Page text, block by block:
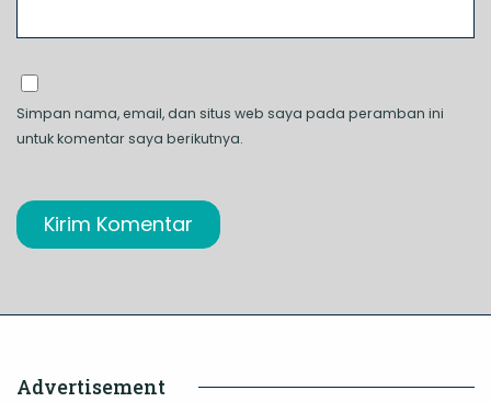
Simpan nama, email, dan situs web saya pada peramban ini
untuk komentar saya berikutnya.
Advertisement